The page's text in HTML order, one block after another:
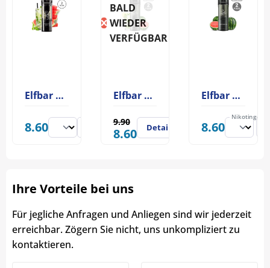
Elfbar ELFA PRO Pod Watermelon Mojito 20mg
8.60
BALD
WIEDER
VERFÜGBAR
Elfbar Elfa Pro V2 Pod Watermelon Mojito 20mg
8.60
9.90 Details
Elfbar Elfa Pro V2 Pod Watermelon
8.60
Ihre Vorteile bei uns
Für jegliche Anfragen und Anliegen sind wir jederzeit
erreichbar. Zögern Sie nicht, uns unkompliziert zu
kontaktieren.